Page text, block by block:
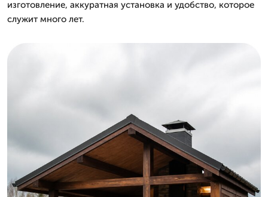
изготовление, аккуратная установка и удобство, которое
служит много лет.